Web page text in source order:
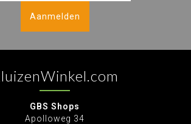
Aanmelden
GBS Shops
Apolloweg 34